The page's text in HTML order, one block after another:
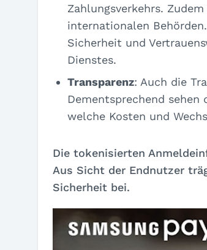
Zahlungsverkehrs.
internationalen
Sicherheit und
Dienstes.
Transparenz: Auch die
Dementsprechend sehen
welche Kosten und
Die tokenisierten
Aus Sicht der Endnutzer
Sicherheit bei.